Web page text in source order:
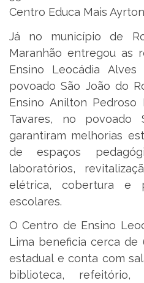
Centro Educa Mais
Já no município de
Maranhão entregou as
Ensino Leocádia
povoado São João do
Ensino Anilton Pedroso
Tavares, no povoado
garantiram melhorias
de espaços
laboratórios,
elétrica, cobertura e
escolares.
O Centro de Ensino
Lima beneficia cerca
estadual e conta com
biblioteca,